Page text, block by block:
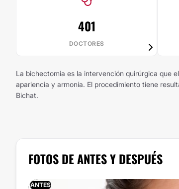
401
DOCTORES
La bichectomia es la intervención quirúrgica que
apariencia y armonía. El procedimiento tiene
Bichat.
FOTOS DE ANTES Y DESPUÉS
ANTES